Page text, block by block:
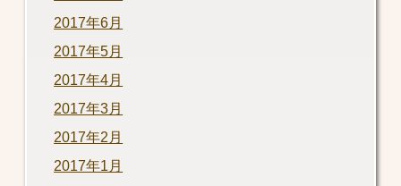
2017年6月
2017年5月
2017年4月
2017年3月
2017年2月
2017年1月